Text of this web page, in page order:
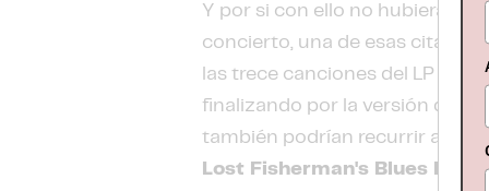
Y por si con ello no hubiera
concierto, una de esas citas
las trece canciones del LP
finalizando por la versión del
también podrían recurrir a
Lost Fisherman's Blues